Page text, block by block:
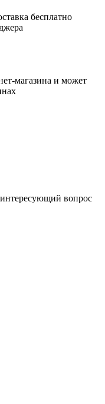
бесплатно
магазина и может
вопрос